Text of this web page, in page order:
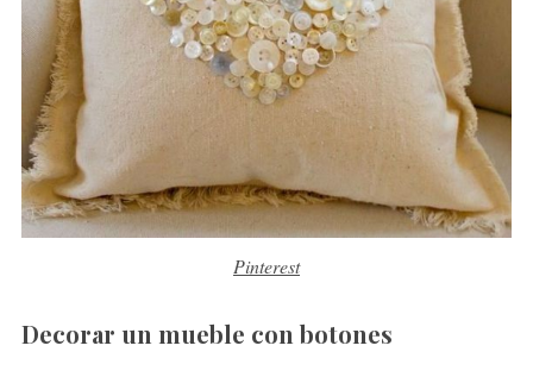
Pinterest
Decorar un mueble con botones